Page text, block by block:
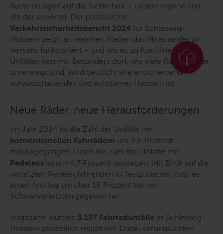
Auswirkungen auf die Sicherheit – unsere eigene und
die der anderen. Der polizeiliche
Verkehrssicherheitsbericht 2024 für Schleswig-
Holstein zeigt, an welchen Stellen das Miteinander im
Verkehr funktioniert – und wo es zu Konflikten und
Unfällen kommt. Besonders dort, wo viele Radfahrende
unterwegs sind, wird deutlich, wie entscheidend
vorausschauendes und achtsames Handeln ist.
Neue Räder, neue Herausforderungen
Im Jahr 2024 ist die Zahl der Unfälle mit
konventionellen Fahrrädern um 2,6 Prozent
zurückgegangen. Doch die Zahl der Unfälle mit
Pedelecs ist um 4,7 Prozent gestiegen. Mit Blick auf die
verletzten Pedelecfahrenden ist festzustellen, dass es
einen Anstieg um über 18 Prozent bei den
Schwerverletzten gegeben hat.
Insgesamt wurden 5.137 Fahrradunfälle in Schleswig-
Holstein polizeilich registriert. Dabei verunglückten